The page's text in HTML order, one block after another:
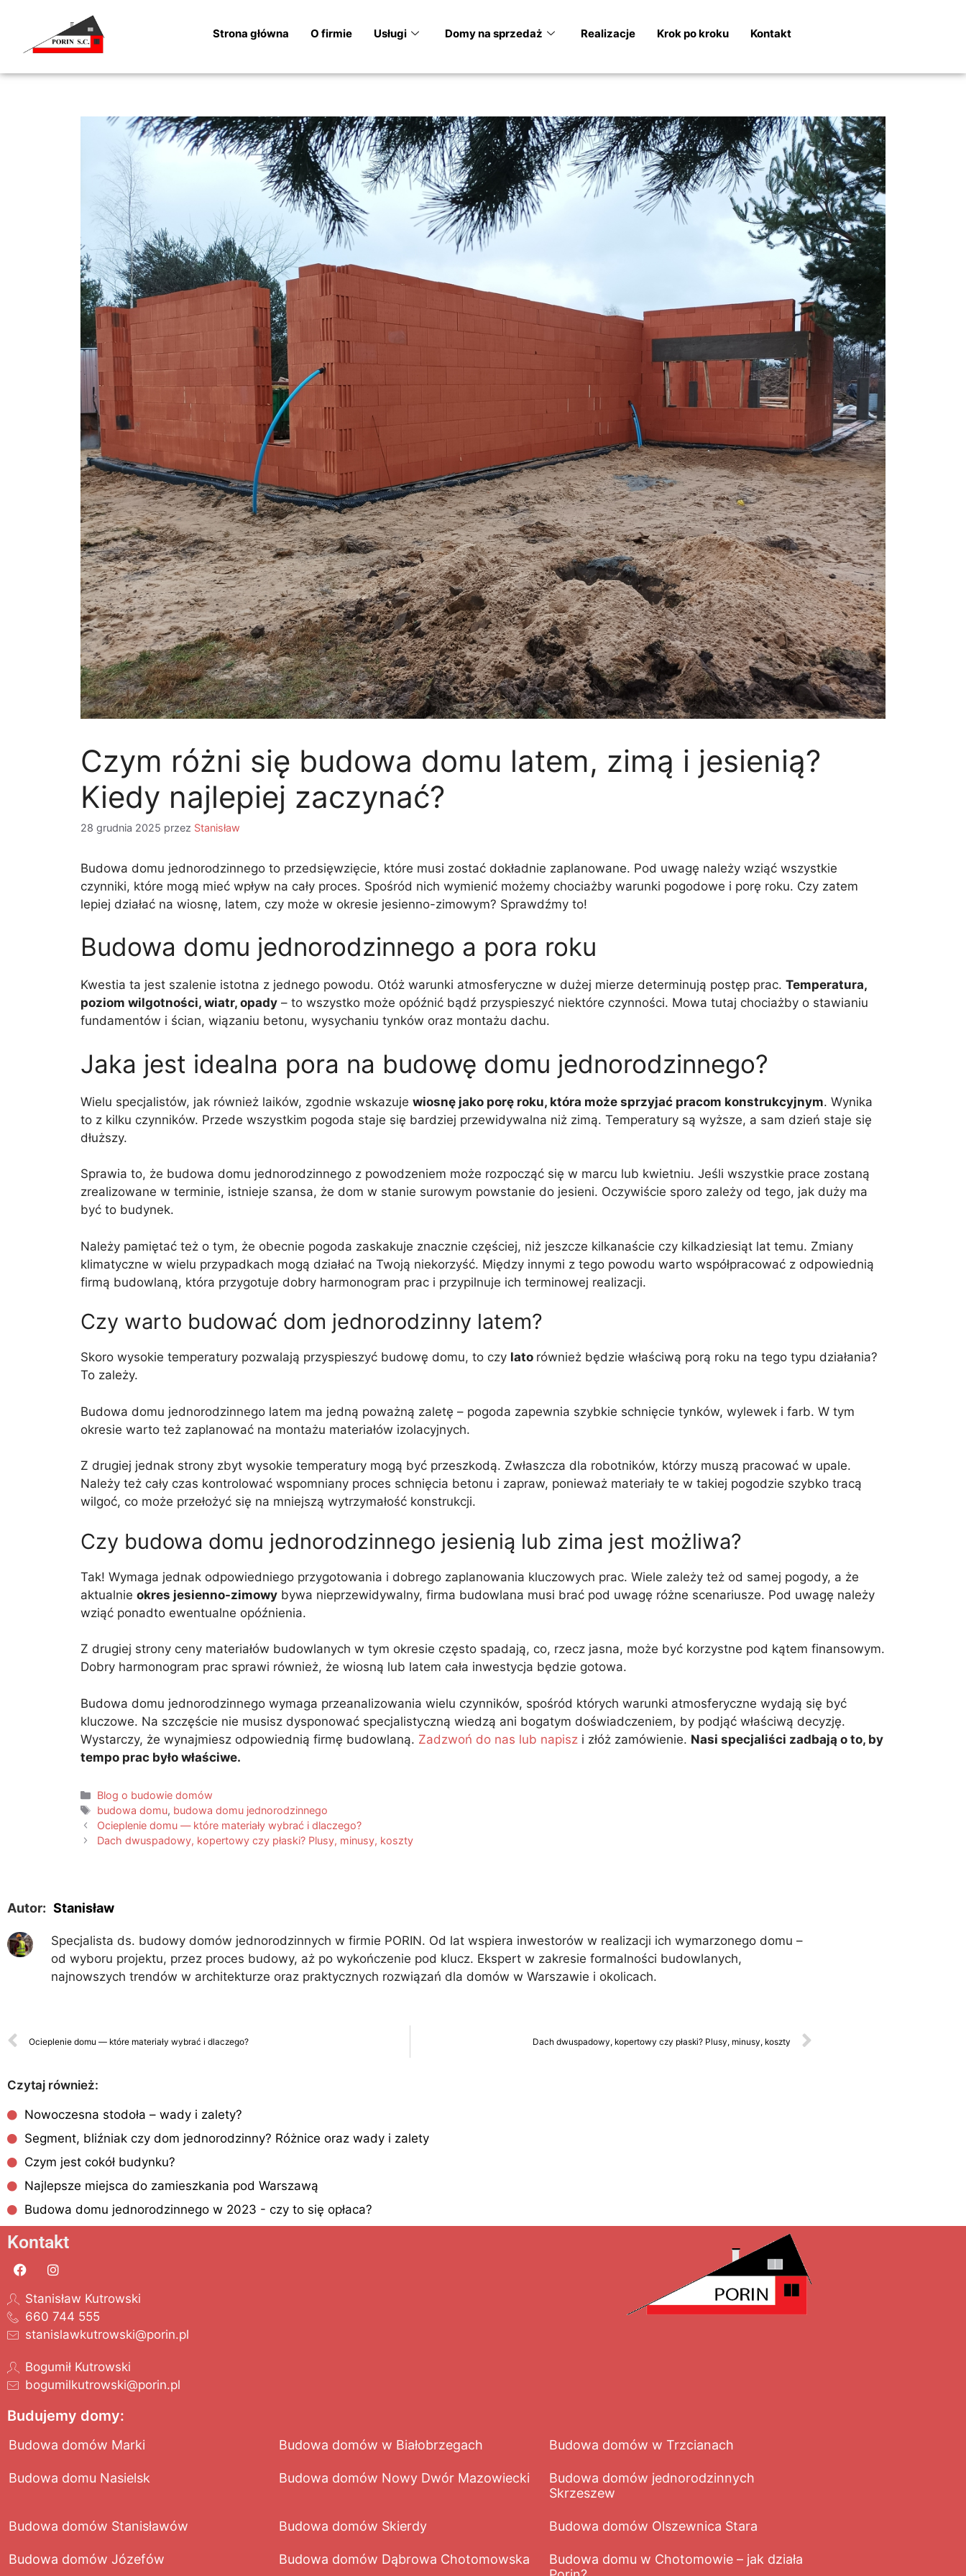
Strona główna O firmie Usługi Domy na sprzedaż Realizacje Krok po kroku Kontakt
Czym różni się budowa domu latem, zimą i jesienią?
Kiedy najlepiej zaczynać?
28 grudnia 2025 przez Stanisław
Budowa domu jednorodzinnego to przedsięwzięcie, które musi zostać dokładnie zaplanowane. Pod uwagę należy wziąć wszystkie
czynniki, które mogą mieć wpływ na cały proces. Spośród nich wymienić możemy chociażby warunki pogodowe i porę roku. Czy zatem
lepiej działać na wiosnę, latem, czy może w okresie jesienno-zimowym? Sprawdźmy to!
Budowa domu jednorodzinnego a pora roku
Kwestia ta jest szalenie istotna z jednego powodu. Otóż warunki atmosferyczne w dużej mierze determinują postęp prac. Temperatura,
poziom wilgotności, wiatr, opady – to wszystko może opóźnić bądź przyspieszyć niektóre czynności. Mowa tutaj chociażby o stawianiu
fundamentów i ścian, wiązaniu betonu, wysychaniu tynków oraz montażu dachu.
Jaka jest idealna pora na budowę domu jednorodzinnego?
Wielu specjalistów, jak również laików, zgodnie wskazuje wiosnę jako porę roku, która może sprzyjać pracom konstrukcyjnym. Wynika
to z kilku czynników. Przede wszystkim pogoda staje się bardziej przewidywalna niż zimą. Temperatury są wyższe, a sam dzień staje się
dłuższy.
Sprawia to, że budowa domu jednorodzinnego z powodzeniem może rozpocząć się w marcu lub kwietniu. Jeśli wszystkie prace zostaną
zrealizowane w terminie, istnieje szansa, że dom w stanie surowym powstanie do jesieni. Oczywiście sporo zależy od tego, jak duży ma
być to budynek.
Należy pamiętać też o tym, że obecnie pogoda zaskakuje znacznie częściej, niż jeszcze kilkanaście czy kilkadziesiąt lat temu. Zmiany
klimatyczne w wielu przypadkach mogą działać na Twoją niekorzyść. Między innymi z tego powodu warto współpracować z odpowiednią
firmą budowlaną, która przygotuje dobry harmonogram prac i przypilnuje ich terminowej realizacji.
Czy warto budować dom jednorodzinny latem?
Skoro wysokie temperatury pozwalają przyspieszyć budowę domu, to czy lato również będzie właściwą porą roku na tego typu działania?
To zależy.
Budowa domu jednorodzinnego latem ma jedną poważną zaletę – pogoda zapewnia szybkie schnięcie tynków, wylewek i farb. W tym
okresie warto też zaplanować na montażu materiałów izolacyjnych.
Z drugiej jednak strony zbyt wysokie temperatury mogą być przeszkodą. Zwłaszcza dla robotników, którzy muszą pracować w upale.
Należy też cały czas kontrolować wspomniany proces schnięcia betonu i zapraw, ponieważ materiały te w takiej pogodzie szybko tracą
wilgoć, co może przełożyć się na mniejszą wytrzymałość konstrukcji.
Czy budowa domu jednorodzinnego jesienią lub zima jest możliwa?
Tak! Wymaga jednak odpowiedniego przygotowania i dobrego zaplanowania kluczowych prac. Wiele zależy też od samej pogody, a że
aktualnie okres jesienno-zimowy bywa nieprzewidywalny, firma budowlana musi brać pod uwagę różne scenariusze. Pod uwagę należy
wziąć ponadto ewentualne opóźnienia.
Z drugiej strony ceny materiałów budowlanych w tym okresie często spadają, co, rzecz jasna, może być korzystne pod kątem finansowym.
Dobry harmonogram prac sprawi również, że wiosną lub latem cała inwestycja będzie gotowa.
Budowa domu jednorodzinnego wymaga przeanalizowania wielu czynników, spośród których warunki atmosferyczne wydają się być
kluczowe. Na szczęście nie musisz dysponować specjalistyczną wiedzą ani bogatym doświadczeniem, by podjąć właściwą decyzję.
Wystarczy, że wynajmiesz odpowiednią firmę budowlaną. Zadzwoń do nas lub napisz i złóż zamówienie. Nasi specjaliści zadbają o to, by
tempo prac było właściwe.
Blog o budowie domów
budowa domu, budowa domu jednorodzinnego
Ocieplenie domu — które materiały wybrać i dlaczego?
Dach dwuspadowy, kopertowy czy płaski? Plusy, minusy, koszty
Autor: Stanisław
Specjalista ds. budowy domów jednorodzinnych w firmie PORIN. Od lat wspiera inwestorów w realizacji ich wymarzonego domu –
od wyboru projektu, przez proces budowy, aż po wykończenie pod klucz. Ekspert w zakresie formalności budowlanych,
najnowszych trendów w architekturze oraz praktycznych rozwiązań dla domów w Warszawie i okolicach.
Ocieplenie domu — które materiały wybrać i dlaczego? Dach dwuspadowy, kopertowy czy płaski? Plusy, minusy, koszty
Czytaj również:
Nowoczesna stodoła – wady i zalety?
Segment, bliźniak czy dom jednorodzinny? Różnice oraz wady i zalety
Czym jest cokół budynku?
Najlepsze miejsca do zamieszkania pod Warszawą
Budowa domu jednorodzinnego w 2023 - czy to się opłaca?
Kontakt
Stanisław Kutrowski
660 744 555
stanislawkutrowski@porin.pl
Bogumił Kutrowski
bogumilkutrowski@porin.pl
Budujemy domy:
Budowa domów Marki Budowa domów w Białobrzegach Budowa domów w Trzcianach
Budowa domu Nasielsk Budowa domów Nowy Dwór Mazowiecki
Budowa domów jednorodzinnych
Skrzeszew
Budowa domów Stanisławów Budowa domów Skierdy Budowa domów Olszewnica Stara
Budowa domów Józefów Budowa domów Dąbrowa Chotomowska
Budowa domu w Chotomowie – jak działa